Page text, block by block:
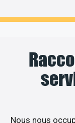
Nous nous